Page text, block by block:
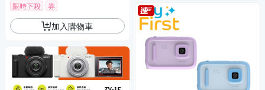
限時下殺 券
加入購物車